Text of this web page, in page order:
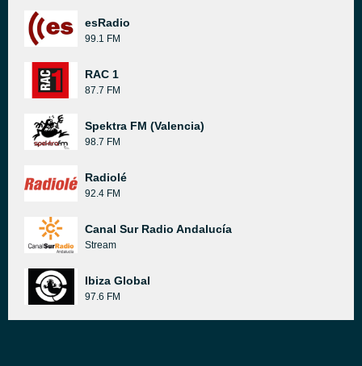
esRadio
99.1 FM
RAC 1
87.7 FM
Spektra FM (Valencia)
98.7 FM
Radiolé
92.4 FM
Canal Sur Radio Andalucía
Stream
Ibiza Global
97.6 FM